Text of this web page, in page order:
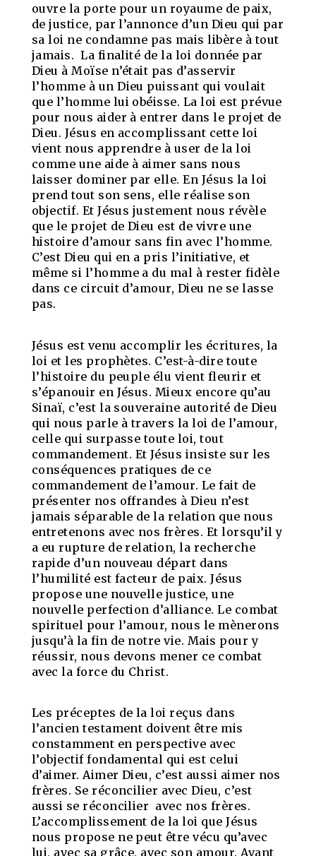
ouvre la porte pour un royaume de paix,
de justice, par l’annonce d’un Dieu qui par
sa loi ne condamne pas mais libère à tout
jamais. La finalité de la loi donnée par
Dieu à Moïse n’était pas d’asservir
l’homme à un Dieu puissant qui voulait
que l’homme lui obéisse. La loi est prévue
pour nous aider à entrer dans le projet de
Dieu. Jésus en accomplissant cette loi
vient nous apprendre à user de la loi
comme une aide à aimer sans nous
laisser dominer par elle. En Jésus la loi
prend tout son sens, elle réalise son
objectif. Et Jésus justement nous révèle
que le projet de Dieu est de vivre une
histoire d’amour sans fin avec l’homme.
C’est Dieu qui en a pris l’initiative, et
même si l’homme a du mal à rester fidèle
dans ce circuit d’amour, Dieu ne se lasse
pas.
Jésus est venu accomplir les écritures, la
loi et les prophètes. C’est-à-dire toute
l’histoire du peuple élu vient fleurir et
s’épanouir en Jésus. Mieux encore qu’au
Sinaï, c’est la souveraine autorité de Dieu
qui nous parle à travers la loi de l’amour,
celle qui surpasse toute loi, tout
commandement. Et Jésus insiste sur les
conséquences pratiques de ce
commandement de l’amour. Le fait de
présenter nos offrandes à Dieu n’est
jamais séparable de la relation que nous
entretenons avec nos frères. Et lorsqu’il y
a eu rupture de relation, la recherche
rapide d’un nouveau départ dans
l’humilité est facteur de paix. Jésus
propose une nouvelle justice, une
nouvelle perfection d’alliance. Le combat
spirituel pour l’amour, nous le mènerons
jusqu’à la fin de notre vie. Mais pour y
réussir, nous devons mener ce combat
avec la force du Christ.
Les préceptes de la loi reçus dans
l’ancien testament doivent être mis
constamment en perspective avec
l’objectif fondamental qui est celui
d’aimer. Aimer Dieu, c’est aussi aimer nos
frères. Se réconcilier avec Dieu, c’est
aussi se réconcilier avec nos frères.
L’accomplissement de la loi que Jésus
nous propose ne peut être vécu qu’avec
lui, avec sa grâce, avec son amour. Avant